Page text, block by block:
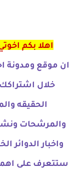
اهلا بكم
ان موقع ومدونة
خلال
الحقيقه
والمرشحات ونشر
واخبار الدوائر
ستتعرف على